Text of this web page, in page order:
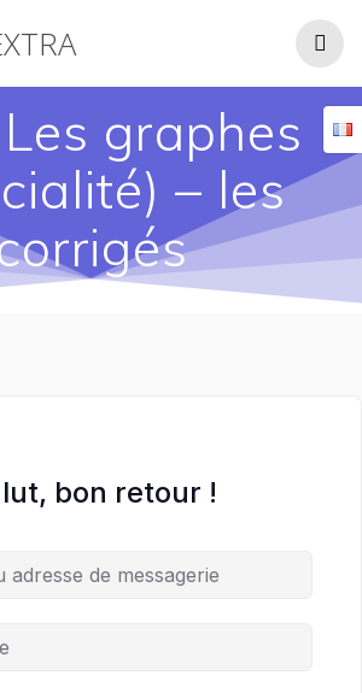
graphes
– les
bon retour !